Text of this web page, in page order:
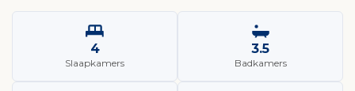
4
Slaapkamers
3.5
Badkamers